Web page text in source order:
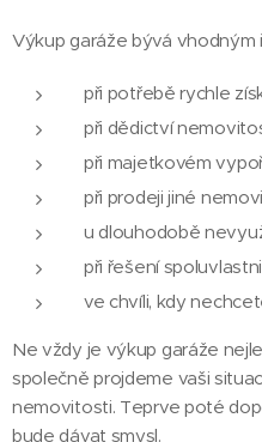
Výkup garáže bývá vhodným
při potřebě rychle
při dědictví
při majetkovém
při prodeji jiné
u dlouhodobě
při řešení
ve chvíli, kdy
Ne vždy je výkup garáže
společně projdeme vaši
nemovitosti. Teprve poté
bude dávat smysl.